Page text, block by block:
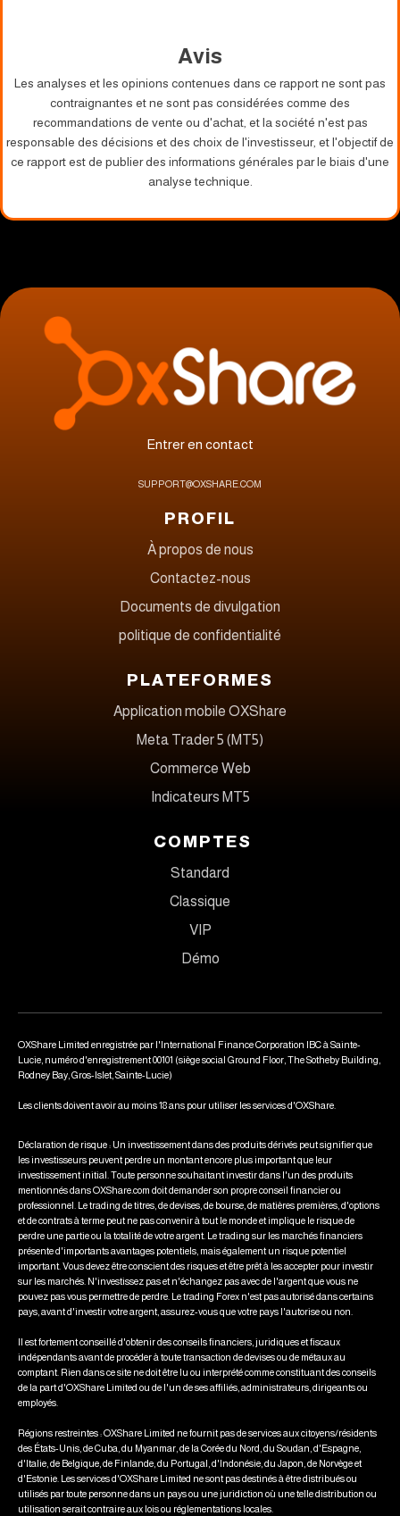
Avis
Les analyses et les opinions contenues dans ce rapport ne sont pas
contraignantes et ne sont pas considérées comme des
recommandations de vente ou d'achat, et la société n'est pas
responsable des décisions et des choix de l'investisseur, et l'objectif de
ce rapport est de publier des informations générales par le biais d'une
analyse technique.
Entrer en contact
SUPPORT@OXSHARE.COM
PROFIL
À propos de nous
Contactez-nous
Documents de divulgation
politique de confidentialité
PLATEFORMES
Application mobile OXShare
Meta Trader 5 (MT5)
Commerce Web
Indicateurs MT5
COMPTES
Standard
Classique
VIP
Démo
OXShare Limited enregistrée par l'International Finance Corporation IBC à Sainte-
Lucie, numéro d'enregistrement 00101 (siège social Ground Floor, The Sotheby Building,
Rodney Bay, Gros-Islet, Sainte-Lucie)
Les clients doivent avoir au moins 18 ans pour utiliser les services d'OXShare.
Déclaration de risque : Un investissement dans des produits dérivés peut signifier que
les investisseurs peuvent perdre un montant encore plus important que leur
investissement initial. Toute personne souhaitant investir dans l'un des produits
mentionnés dans OXShare.com doit demander son propre conseil financier ou
professionnel. Le trading de titres, de devises, de bourse, de matières premières, d'options
et de contrats à terme peut ne pas convenir à tout le monde et implique le risque de
perdre une partie ou la totalité de votre argent. Le trading sur les marchés financiers
présente d'importants avantages potentiels, mais également un risque potentiel
important. Vous devez être conscient des risques et être prêt à les accepter pour investir
sur les marchés. N'investissez pas et n'échangez pas avec de l'argent que vous ne
pouvez pas vous permettre de perdre. Le trading Forex n'est pas autorisé dans certains
pays, avant d'investir votre argent, assurez-vous que votre pays l'autorise ou non.
Il est fortement conseillé d'obtenir des conseils financiers, juridiques et fiscaux
indépendants avant de procéder à toute transaction de devises ou de métaux au
comptant. Rien dans ce site ne doit être lu ou interprété comme constituant des conseils
de la part d'OXShare Limited ou de l'un de ses affiliés, administrateurs, dirigeants ou
employés.
Régions restreintes : OXShare Limited ne fournit pas de services aux citoyens/résidents
des États-Unis, de Cuba, du Myanmar, de la Corée du Nord, du Soudan, d'Espagne,
d'Italie, de Belgique, de Finlande, du Portugal, d'Indonésie, du Japon, de Norvège et
d'Estonie. Les services d'OXShare Limited ne sont pas destinés à être distribués ou
utilisés par toute personne dans un pays ou une juridiction où une telle distribution ou
utilisation serait contraire aux lois ou réglementations locales.